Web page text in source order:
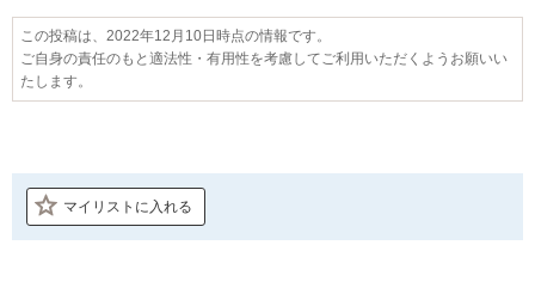
この投稿は、2022年12月10日時点の情報です。
ご自身の責任のもと適法性・有用性を考慮してご利用いただくようお願いい
たします。
マイリストに入れる